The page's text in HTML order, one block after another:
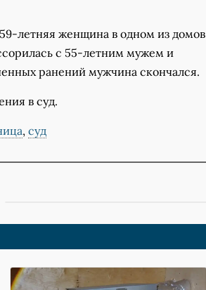
летняя женщина в одном из домов
с 55-летним мужем и
ранений мужчина скончался.
в суд.
, суд